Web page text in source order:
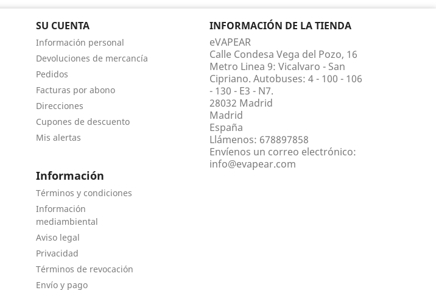
SU CUENTA
Información personal
Devoluciones de mercancía
Pedidos
Facturas por abono
Direcciones
Cupones de descuento
Mis alertas
INFORMACIÓN DE LA TIENDA
eVAPEAR
Calle Condesa Vega del Pozo, 16
Metro Linea 9: Vicalvaro - San
Cipriano. Autobuses: 4 - 100 - 106
- 130 - E3 - N7.
28032 Madrid
Madrid
España
Llámenos: 678897858
Envíenos un correo electrónico:
info@evapear.com
Información
Términos y condiciones
Información
mediambiental
Aviso legal
Privacidad
Términos de revocación
Envío y pago